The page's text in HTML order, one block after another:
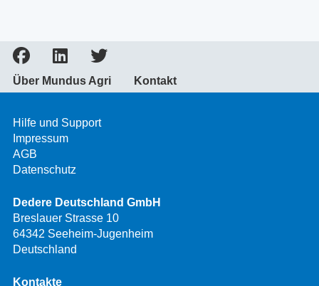
Über Mundus Agri Kontakt
Hilfe und Support
Impressum
AGB
Datenschutz
Dedere Deutschland GmbH
Breslauer Strasse 10
64342 Seeheim-Jugenheim
Deutschland
Kontakte